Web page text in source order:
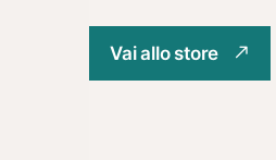
Vai allo store